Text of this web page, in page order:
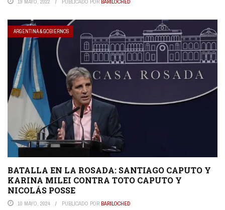
ARGENTINA & GOBIERNOS
BATALLA EN LA ROSADA: SANTIAGO CAPUTO Y
KARINA MILEI CONTRA TOTO CAPUTO Y
NICOLÁS POSSE
10 MAYO, 2024 PUBLICADO POR BARILOCHED